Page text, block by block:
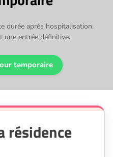
durée après hospitalisation,
une entrée définitive.
temporaire
résidence